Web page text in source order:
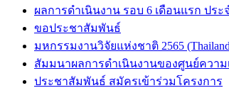
ผลการดำเนินงาน รอบ 6 เดือนแรก ประ
ขอประชาสัมพันธ์
มหกรรมงานวิจัยแห่งชาติ 2565 (Thailand
สัมมนาผลการดำเนินงานของศูนย์ความ
ประชาสัมพันธ์ สมัครเข้าร่วมโครงการ